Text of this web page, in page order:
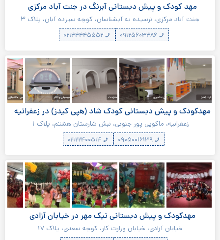
مهد کودک و پیش دبستانی آبرنگ در جنت آباد مرکزی
جنت آباد مرکزی، نرسیده به آبشناسان، کوچه سیزده آبان، پلاک ۳
۰۹۱۲۵۶۰۳۴۸۶ ۰۲۱۴۴۴۴۵۵۵۲
مهدکودک و پیش دبستانی کودک شاد (هپی کیدز) در زعفرانیه
زعفرانیه، ماکویی پور جنوبی، نبش شارستان هشتم، پلاک ۱
مهدکودک و پیش دبستانی نیک مهر در خیابان آزادی
خیابان آزادی، خیابان وزارت کار، کوچه سعدی، پلاک ۱۷